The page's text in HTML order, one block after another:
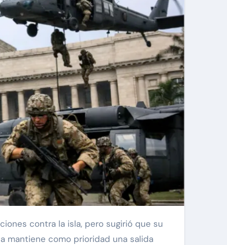
mantiene como prioridad una salida